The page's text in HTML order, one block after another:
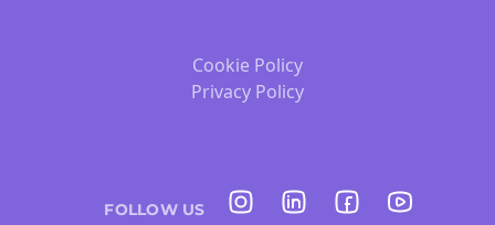
Cookie Policy
Privacy Policy
FOLLOW US